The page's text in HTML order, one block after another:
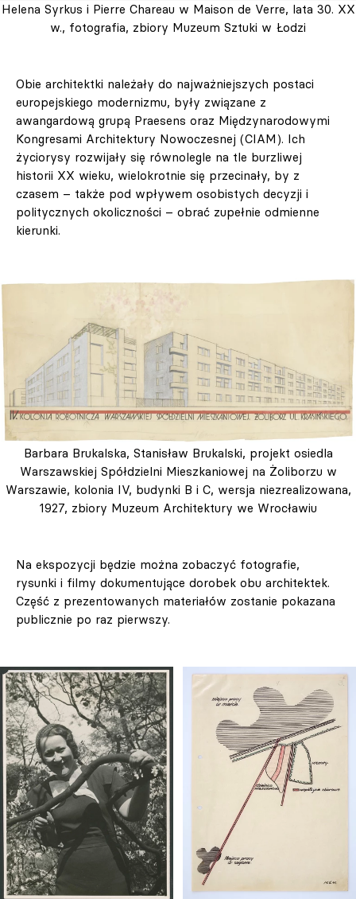
Helena Syrkus i Pierre Chareau w Maison de Verre, lata 30. XX
w., fotografia, zbiory Muzeum Sztuki w Łodzi
Obie architektki należały do najważniejszych postaci
europejskiego modernizmu, były związane z
awangardową grupą Praesens oraz Międzynarodowymi
Kongresami Architektury Nowoczesnej (CIAM). Ich
życiorysy rozwijały się równolegle na tle burzliwej
historii XX wieku, wielokrotnie się przecinały, by z
czasem – także pod wpływem osobistych decyzji i
politycznych okoliczności – obrać zupełnie odmienne
kierunki.
Barbara Brukalska, Stanisław Brukalski, projekt osiedla
Warszawskiej Spółdzielni Mieszkaniowej na Żoliborzu w
Warszawie, kolonia IV, budynki B i C, wersja niezrealizowana,
1927, zbiory Muzeum Architektury we Wrocławiu
Na ekspozycji będzie można zobaczyć fotografie,
rysunki i filmy dokumentujące dorobek obu architektek.
Część z prezentowanych materiałów zostanie pokazana
publicznie po raz pierwszy.